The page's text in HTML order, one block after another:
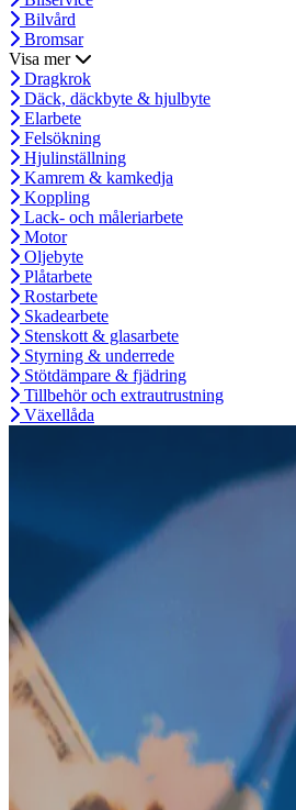
Bilvård
Bromsar
Visa mer
Dragkrok
Däck, däckbyte & hjulbyte
Elarbete
Felsökning
Hjulinställning
Kamrem & kamkedja
Koppling
Lack- och måleriarbete
Motor
Oljebyte
Plåtarbete
Rostarbete
Skadearbete
Stenskott & glasarbete
Styrning & underrede
Stötdämpare & fjädring
Tillbehör och extrautrustning
Växellåda